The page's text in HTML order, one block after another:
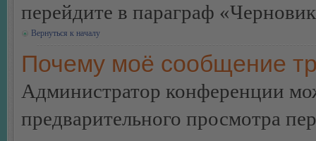
перейдите в параграф
Вернуться к началу
Почему моё сообщение
Администратор конференции
предварительного просмотра